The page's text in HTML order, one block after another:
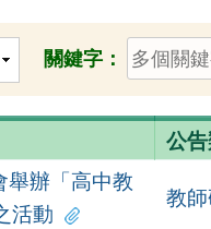
關鍵字：
公告
舉辦「高中教
活動
教